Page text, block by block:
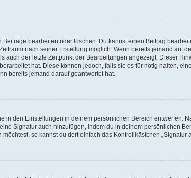
bearbeiten oder löschen. Du kannst einen Beitrag
nach seiner Erstellung möglich. Wenn bereits jemand auf
der letzte Zeitpunkt der Bearbeitungen angezeigt. Dieser
hat. Diese können jedoch, falls sie es für nötig halten,
bereits jemand darauf geantwortet hat.
in den Einstellungen in deinem persönlichen Bereich entwerfen.
Signatur auch hinzufügen, indem du in deinem persönlichen
so kannst du dort einfach das Kontrollkästchen „Signatur